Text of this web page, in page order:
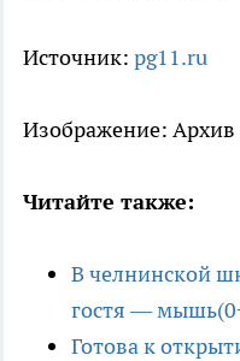
Источник: pg11.ru
Изображение: Архив
Читайте также:
В челнинской
гостя —
Готова к